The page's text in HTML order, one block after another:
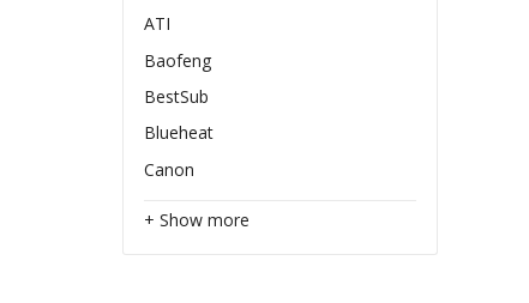
ATI
Baofeng
BestSub
Blueheat
Canon
+ Show more